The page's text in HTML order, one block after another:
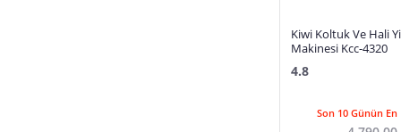
Kiwi Koltuk Ve Hali
Makinesi Kcc-4320
4.8
Son 10 Günün En